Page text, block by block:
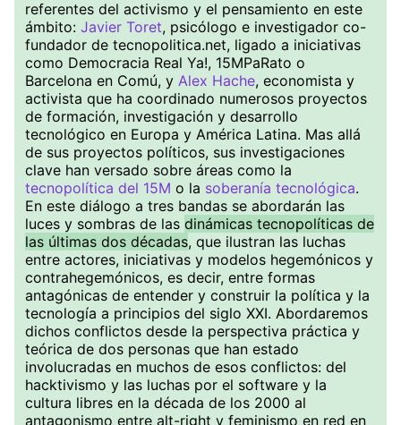
referentes del activismo y el pensamiento en este
ámbito: Javier Toret, psicólogo e investigador co-
fundador de tecnopolitica.net, ligado a iniciativas
como Democracia Real Ya!, 15MPaRato o
Barcelona en Comú, y Alex Hache, economista y
activista que ha coordinado numerosos proyectos
de formación, investigación y desarrollo
tecnológico en Europa y América Latina. Mas allá
de sus proyectos políticos, sus investigaciones
clave han versado sobre áreas como la
tecnopolítica del 15M o la soberanía tecnológica.
En este diálogo a tres bandas se abordarán las
luces y sombras de las dinámicas tecnopolíticas de
las últimas dos décadas, que ilustran las luchas
entre actores, iniciativas y modelos hegemónicos y
contrahegemónicos, es decir, entre formas
antagónicas de entender y construir la política y la
tecnología a principios del siglo XXI. Abordaremos
dichos conflictos desde la perspectiva práctica y
teórica de dos personas que han estado
involucradas en muchos de esos conflictos: del
hacktivismo y las luchas por el software y la
cultura libres en la década de los 2000 al
antagonismo entre alt-right y feminismo en red en